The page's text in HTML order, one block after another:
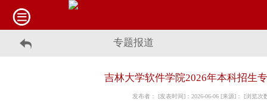
专题报道
吉林大学软件学院2026年本科招生
发布者： [发表时间]：2026-06-06 [来源]： [浏览次